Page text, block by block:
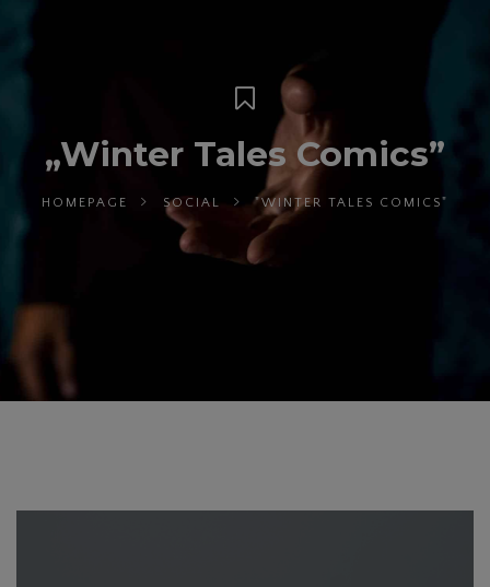
„Winter Tales Comics”
HOMEPAGE SOCIAL "WINTER TALES COMICS"